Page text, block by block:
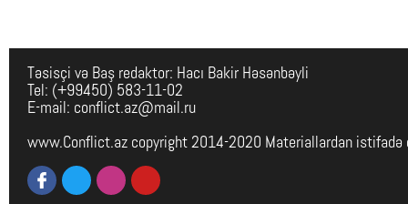
Təsisçi və Baş redaktor: Hacı Bakir Həsənbəyli
Tel: (+99450) 583-11-02
E-mail: conflict.az@mail.ru
www.Conflict.az copyright 2014-2020 Materiallardan istifadə